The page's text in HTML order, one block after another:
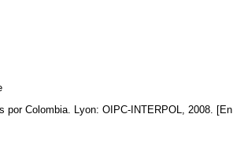
por Colombia. Lyon: OIPC-INTERPOL, 2008. [En